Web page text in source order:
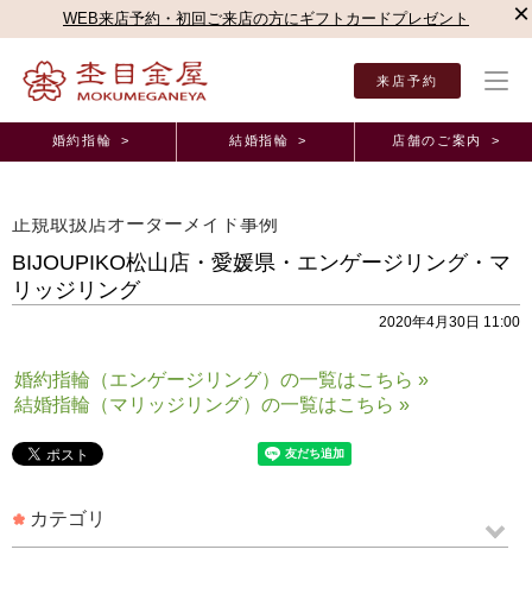
WEB来店予約・初回ご来店の方にギフトカードプレゼント ×
来店予約
婚約指輪 > 結婚指輪 > 店舗のご案内 >
正規取扱店オーダーメイド事例
BIJOUPIKO松山店・愛媛県・エンゲージリング・マ
リッジリング
2020年4月30日 11:00
婚約指輪（エンゲージリング）の一覧はこちら »
結婚指輪（マリッジリング）の一覧はこちら »
カテゴリ